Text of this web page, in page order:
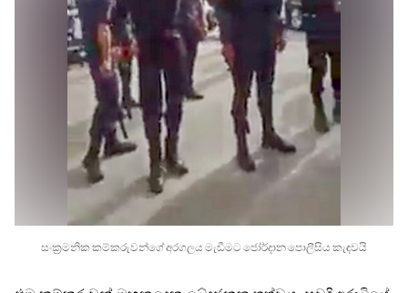
සංක්‍රමනික කම්කරුවන්ගේ අරගලය මැඩීමට ජෝර්දාන පොලීසිය කැඳවයි